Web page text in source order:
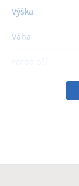
Výška
Váha
Farba očí